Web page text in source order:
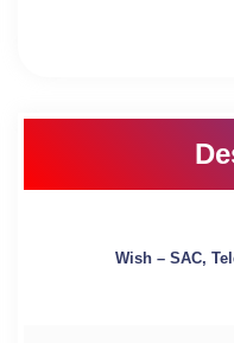
Wish – SAC,